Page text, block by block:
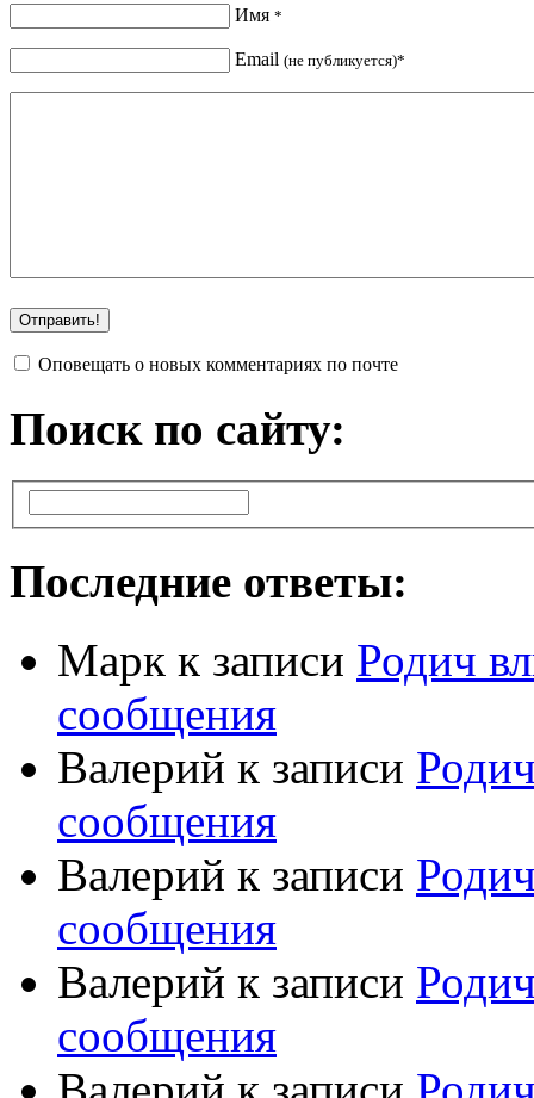
Имя *
Email (не публикуется)*
Оповещать о новых комментариях по почте
Поиск по сайту:
Последние ответы:
Марк к записи Родич
сообщения
Валерий к записи
сообщения
Валерий к записи
сообщения
Валерий к записи
сообщения